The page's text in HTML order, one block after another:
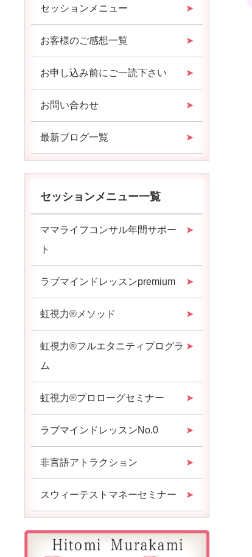
セッションメニュー
お客様のご感想一覧
お申し込み前にご一読下さい
お問い合わせ
最新ブログ一覧
セッションメニュー一覧
ママライフコンサル年間サポー
ト
ラブマインドレッスンpremium
虹視力®︎メソッド
虹視力®︎フルエタニティプログラ
ム
虹視力®︎プロローグセミナー
ラブマインドレッスンNo.0
非言語アトラクション
スウィーテストマネーセミナー